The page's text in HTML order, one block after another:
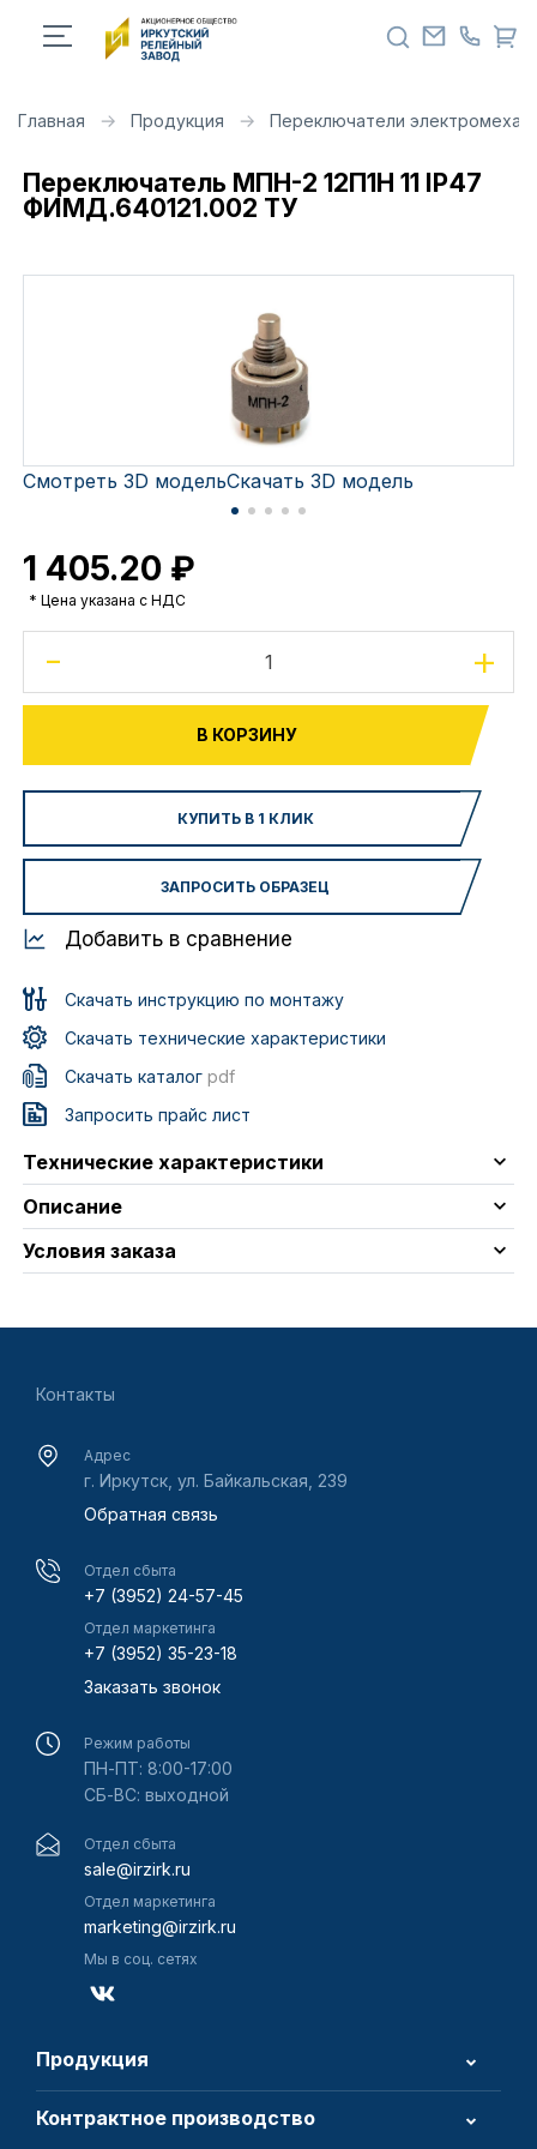
Главная Продукция Переключатели
Переключатель МПН-2 12П1Н 11 IP47
ФИМД.640121.002 ТУ
Смотреть 3D модельСкачать 3D модель
1 405.20 ₽
* Цена указана с НДС
- +
В КОРЗИНУ
КУПИТЬ В 1 КЛИК
ЗАПРОСИТЬ ОБРАЗЕЦ
Добавить в сравнение
Скачать инструкцию по монтажу
Скачать технические характеристики
Скачать каталогpdf
Запросить прайс лист
Технические характеристики
Описание
Условия заказа
Контакты
Адрес
г. Иркутск, ул. Байкальская, 239
Обратная связь
Отдел сбыта
+7 (3952) 24-57-45
Отдел маркетинга
+7 (3952) 35-23-18
Заказать звонок
Режим работы
ПН-ПТ: 8:00-17:00
СБ-ВС: выходной
Отдел сбыта
sale@irzirk.ru
Отдел маркетинга
marketing@irzirk.ru
Мы в соц. сетях
Продукция
Контрактное производство